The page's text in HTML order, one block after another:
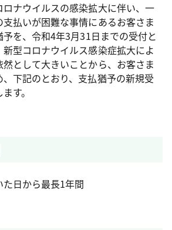
ナウイルスの感染拡大に伴い、一
払いが困難な事情にあるお客さま
を、令和4年3月31日までの受付と
型コロナウイルス感染症拡大によ
として大きいことから、お客さま
下記のとおり、支払猶予の新規受
す。
日から最長1年間